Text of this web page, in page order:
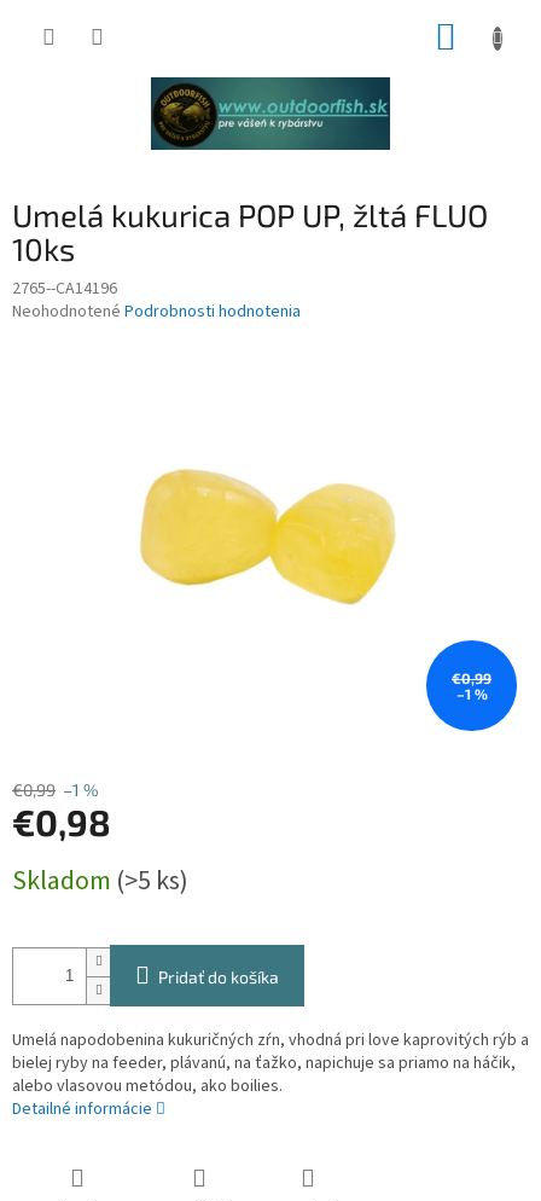
Umelá kukurica POP UP, žltá FLUO
10ks
2765--CA14196
Priemerné
Neohodnotené Podrobnosti hodnotenia
€0,99
–1 %
€0,99 –1 %
€0,98
cena:
Skladom (>5 ks)
Pridať do košíka
Umelá napodobenina kukuričných zŕn, vhodná pri love kaprovitých rýb a
bielej ryby na feeder, plávanú, na ťažko, napichuje sa priamo na háčik,
alebo vlasovou metódou, ako boilies.
Detailné informácie